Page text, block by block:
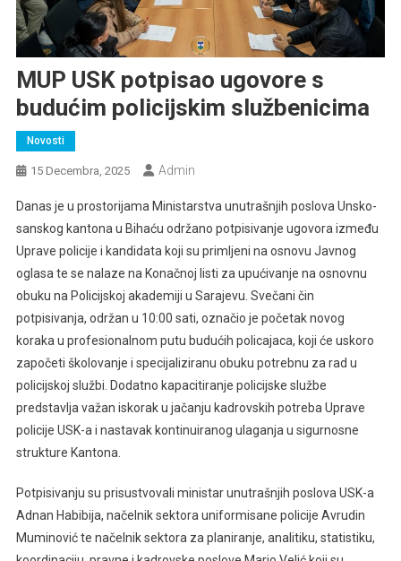
MUP USK potpisao ugovore s
budućim policijskim službenicima
Novosti
15 Decembra, 2025 Admin
Danas je u prostorijama Ministarstva unutrašnjih poslova Unsko-
sanskog kantona u Bihaću održano potpisivanje ugovora između
Uprave policije i kandidata koji su primljeni na osnovu Javnog
oglasa te se nalaze na Konačnoj listi za upućivanje na osnovnu
obuku na Policijskoj akademiji u Sarajevu. Svečani čin
potpisivanja, održan u 10:00 sati, označio je početak novog
koraka u profesionalnom putu budućih policajaca, koji će uskoro
započeti školovanje i specijaliziranu obuku potrebnu za rad u
policijskoj službi. Dodatno kapacitiranje policijske službe
predstavlja važan iskorak u jačanju kadrovskih potreba Uprave
policije USK-a i nastavak kontinuiranog ulaganja u sigurnosne
strukture Kantona.
Potpisivanju su prisustvovali ministar unutrašnjih poslova USK-a
Adnan Habibija, načelnik sektora uniformisane policije Avrudin
Muminović te načelnik sektora za planiranje, analitiku, statistiku,